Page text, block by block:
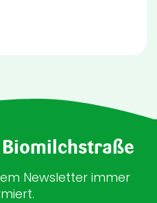
Newsletter immer